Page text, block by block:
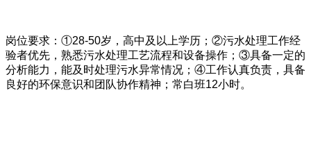
岗位要求：①28-50岁，高中及以上学历；②污水处理工作经
验者优先，熟悉污水处理工艺流程和设备操作；③具备一定的
分析能力，能及时处理污水异常情况；④工作认真负责，具备
良好的环保意识和团队协作精神；常白班12小时。